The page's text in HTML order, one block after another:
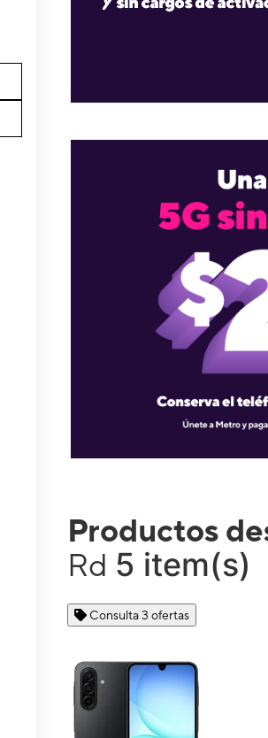
Productos
Rd 5 item(s)
Consulta 3 ofertas